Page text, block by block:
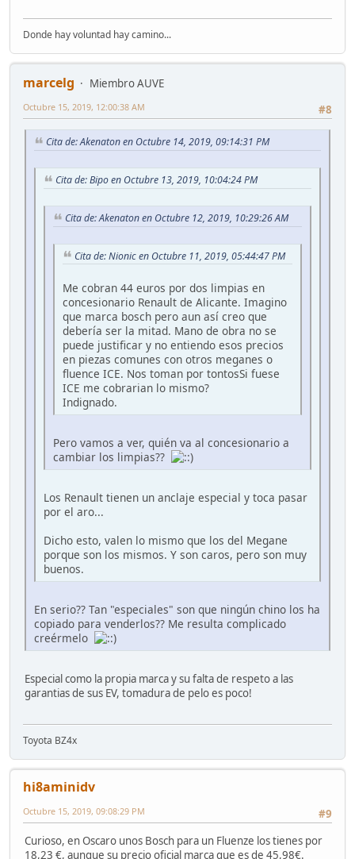
Donde hay voluntad hay camino...
marcelg
Miembro AUVE
#8
Octubre 15, 2019, 12:00:38 AM
Cita de: Akenaton en Octubre 14, 2019, 09:14:31 PM
Cita de: Bipo en Octubre 13, 2019, 10:04:24 PM
Cita de: Akenaton en Octubre 12, 2019, 10:29:26 AM
Cita de: Nionic en Octubre 11, 2019, 05:44:47 PM
Me cobran 44 euros por dos limpias en
concesionario Renault de Alicante. Imagino
que marca bosch pero aun así creo que
debería ser la mitad. Mano de obra no se
puede justificar y no entiendo esos precios
en piezas comunes con otros meganes o
fluence ICE. Nos toman por tontosSi fuese
ICE me cobrarian lo mismo?
Indignado.
Pero vamos a ver, quién va al concesionario a
cambiar los limpias??
Los Renault tienen un anclaje especial y toca pasar
por el aro...
Dicho esto, valen lo mismo que los del Megane
porque son los mismos. Y son caros, pero son muy
buenos.
En serio?? Tan "especiales" son que ningún chino los ha
copiado para venderlos?? Me resulta complicado
creérmelo
Especial como la propia marca y su falta de respeto a las
garantias de sus EV, tomadura de pelo es poco!
Toyota BZ4x
hi8aminidv
#9
Octubre 15, 2019, 09:08:29 PM
Curioso, en Oscaro unos Bosch para un Fluenze los tienes por
18,23 €, aunque su precio oficial marca que es de 45,98€.